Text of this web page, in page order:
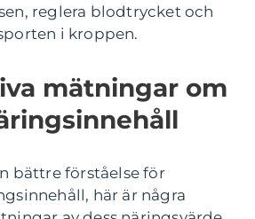
reglera blodtrycket och
i kroppen.
mätningar om
bättre förståelse för
här är några